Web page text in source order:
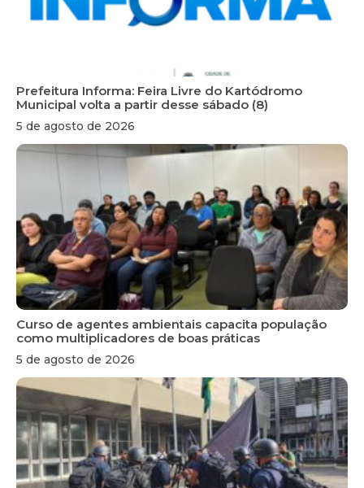
Prefeitura Informa: Feira Livre do Kartódromo
Municipal volta a partir desse sábado (8)
5 de agosto de 2026
Curso de agentes ambientais capacita população
como multiplicadores de boas práticas
5 de agosto de 2026